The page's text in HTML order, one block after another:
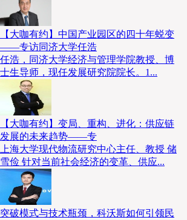
【大咖有约】中国产业园区的四十年蜕变
——专访同济大学任浩
任浩，同济大学经济与管理学院教授、博
士生导师，现任发展研究院院长。1...
【大咖有约】变局、重构、进化：供应链
发展的未来趋势——专
上海大学现代物流研究中心主任、教授 储
雪俭 针对当前社会经济的变革、供应...
突破模式与技术瓶颈，科沃斯如何引领民